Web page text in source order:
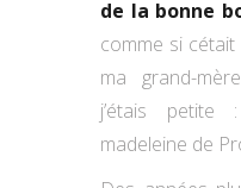
de la bonne
comme si
ma grand-
j’étais
madeleine de